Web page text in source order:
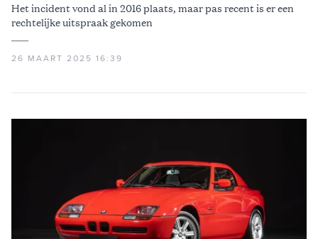
Het incident vond al in 2016 plaats, maar pas recent is er een
rechtelijke uitspraak gekomen
26 MAART 2025 16:39